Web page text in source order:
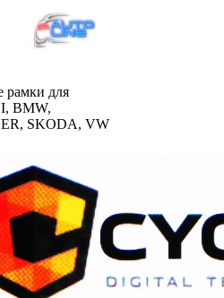
рамки для
BMW,
SKODA, VW